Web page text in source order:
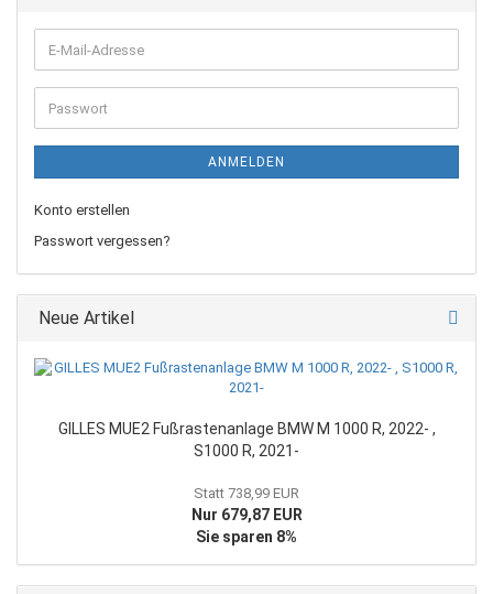
E-
Mail-
Adresse
Passwort
ANMELDEN
Konto erstellen
Passwort vergessen?
Neue Artikel
GILLES MUE2 Fußrastenanlage BMW M 1000 R, 2022- ,
S1000 R, 2021-
Statt 738,99 EUR
Nur 679,87 EUR
Sie sparen 8%